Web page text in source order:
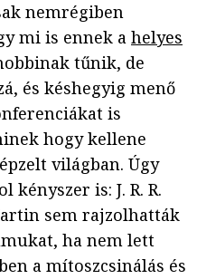
nemrégiben
mi is ennek a helyes
tűnik, de
és késhegyig menő
is
hogy kellene
világban. Úgy
is: J. R. R.
sem rajzolhatták
ha nem lett
a mítoszcsinálás és